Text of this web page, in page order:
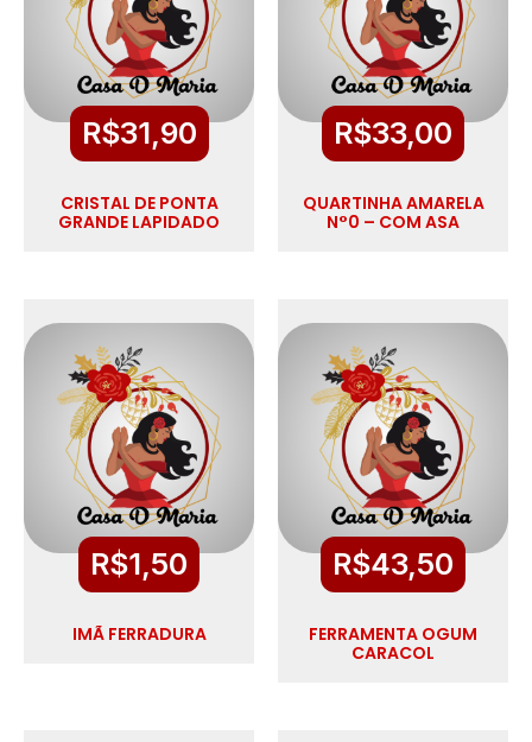
R$31,90
CRISTAL DE PONTA
GRANDE LAPIDADO
R$33,00
QUARTINHA AMARELA
N°0 – COM ASA
R$1,50
IMÃ FERRADURA
R$43,50
FERRAMENTA OGUM
CARACOL